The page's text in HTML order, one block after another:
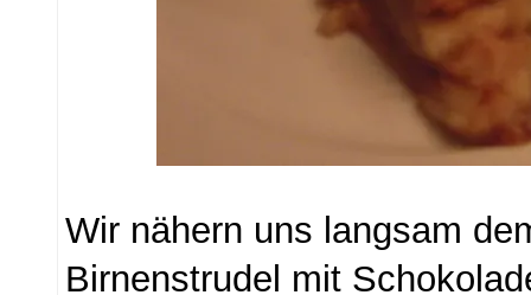
Wir nähern uns langsam
Birnenstrudel mit